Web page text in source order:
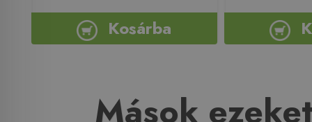
Kosárba
Mások